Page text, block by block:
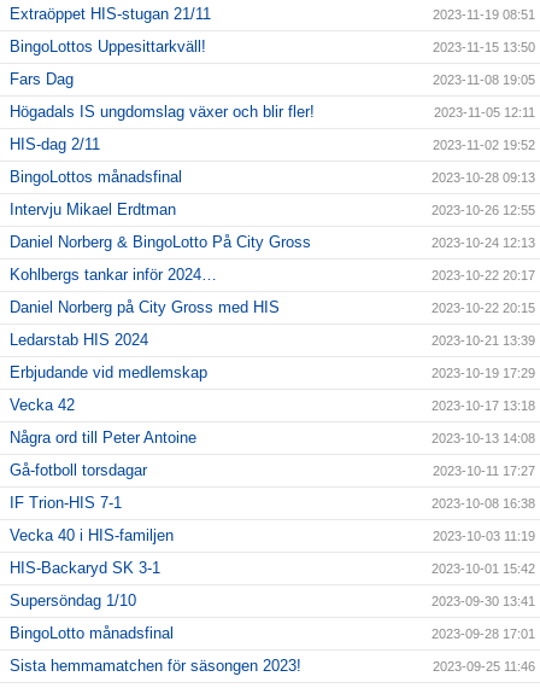
Extraöppet HIS-stugan 21/11 2023-11-19 08:51
BingoLottos Uppesittarkväll! 2023-11-15 13:50
Fars Dag 2023-11-08 19:05
Högadals IS ungdomslag växer och blir fler! 2023-11-05 12:11
HIS-dag 2/11 2023-11-02 19:52
BingoLottos månadsfinal 2023-10-28 09:13
Intervju Mikael Erdtman 2023-10-26 12:55
Daniel Norberg & BingoLotto På City Gross 2023-10-24 12:13
Kohlbergs tankar inför 2024… 2023-10-22 20:17
Daniel Norberg på City Gross med HIS 2023-10-22 20:15
Ledarstab HIS 2024 2023-10-21 13:39
Erbjudande vid medlemskap 2023-10-19 17:29
Vecka 42 2023-10-17 13:18
Några ord till Peter Antoine 2023-10-13 14:08
Gå-fotboll torsdagar 2023-10-11 17:27
IF Trion-HIS 7-1 2023-10-08 16:38
Vecka 40 i HIS-familjen 2023-10-03 11:19
HIS-Backaryd SK 3-1 2023-10-01 15:42
Supersöndag 1/10 2023-09-30 13:41
BingoLotto månadsfinal 2023-09-28 17:01
Sista hemmamatchen för säsongen 2023! 2023-09-25 11:46